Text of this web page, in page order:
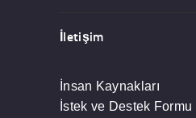
İletişim
İnsan Kaynakları
İstek ve Destek Formu